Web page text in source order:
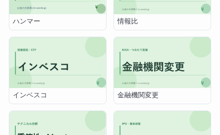
ハンマー 情報比
インベスコ 金融機関変更